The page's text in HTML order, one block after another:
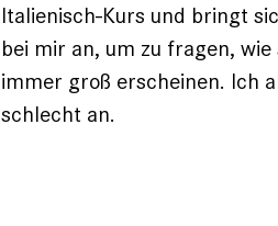
Italienisch-Kurs und bringt
bei mir an, um zu fragen,
immer groß erscheinen. Ich
schlecht an.